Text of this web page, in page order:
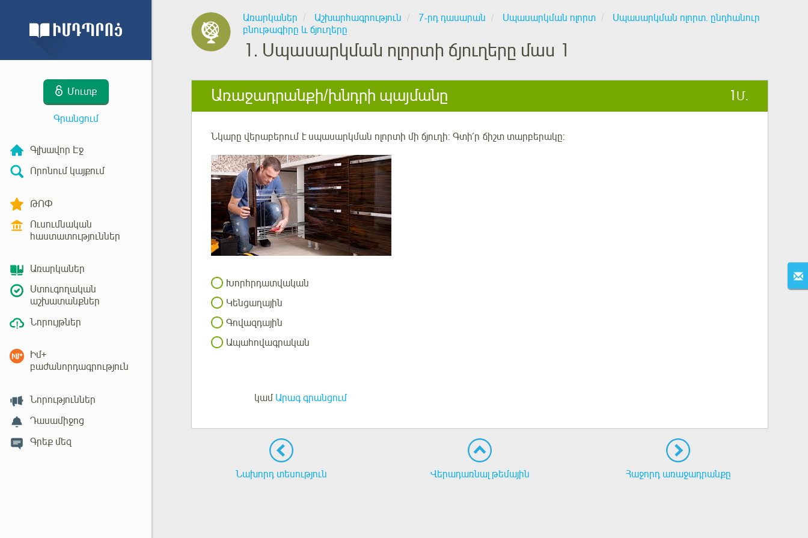
Մուտք
Գրանցում
Գլխավոր Էջ
Որոնում կայքում
ԹՈՓ
Ուսումնական
հաստատություններ
Առարկաներ
Ստուգողական
աշխատանքներ
Նորույթներ
Իմ+
բաժանորդագրություն
Նորություններ
Դասամիջոց
Գրեք մեզ
Առարկաներ Աշխարհագրություն 7-րդ դասարան Սպասարկման ոլորտ
Սպասարկման ոլորտ. ընդհանուր
բնութագիրը և ճյուղերը
1. Սպասարկման ոլորտի ճյուղերը մաս 1
Առաջադրանքի/խնդրի պայմանը 1 Մ.
Նկարը վերաբերում է սպասարկման ոլորտի մի ճյուղի: Գտի՛ր ճիշտ տարբերակը:
Խորհրդատվական
Կենցաղային
Գովազդային
Ապահովագրական
կամ Արագ գրանցում
Նախորդ տեսություն Վերադառնալ թեմային Հաջորդ առաջադրանքը